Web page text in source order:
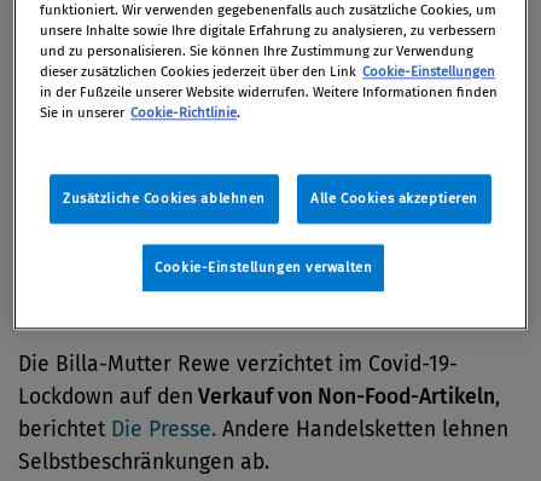
Artikel auf Xing teilen
Artikel auf linkedIn teilen
Artikel auf Facebook teilen
Artikellink kopieren
Artikel per Mail teilen
Aktuelle Compliance-Nachrichten aus der
Presse.
16. November 2020
Wettbewerbsrecht
Die Billa-Mutter Rewe verzichtet im Covid-19-
Lockdown auf den Verkauf von Non-Food-Artikeln,
berichtet Die Presse. Andere Handelsketten lehnen
Selbstbeschränkungen ab.
funktioniert. Wir verwenden gegebenenfalls auch zusätzliche Cookies, um
unsere Inhalte sowie Ihre digitale Erfahrung zu analysieren, zu verbessern
und zu personalisieren. Sie können Ihre Zustimmung zur Verwendung
dieser zusätzlichen Cookies jederzeit über den Link Cookie-Einstellungen
in der Fußzeile unserer Website widerrufen. Weitere Informationen finden
Sie in unserer Cookie-Richtlinie.
Zusätzliche Cookies ablehnen Alle Cookies akzeptieren
Cookie-Einstellungen verwalten